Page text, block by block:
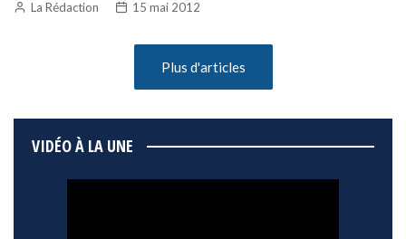
La Rédaction 15 mai 2012
Plus d'articles
VIDÉO À LA UNE